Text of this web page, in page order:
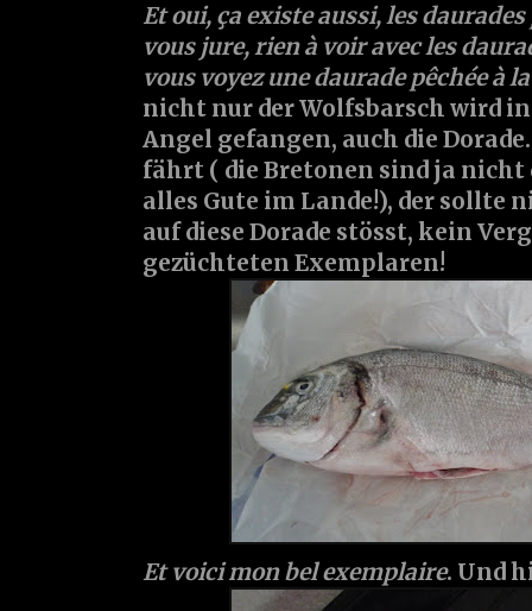
Et oui, ça existe aussi, les
vous jure, rien à voir avec les
vous voyez une daurade pêchée à
nicht nur der Wolfsbarsch wird
Angel gefangen, auch die
fährt ( die Bretonen sind ja nicht
alles Gute im Lande!), der sollte
auf diese Dorade stösst, kein
gezüchteten Exemplaren!
Et voici mon bel exemplaire. Und